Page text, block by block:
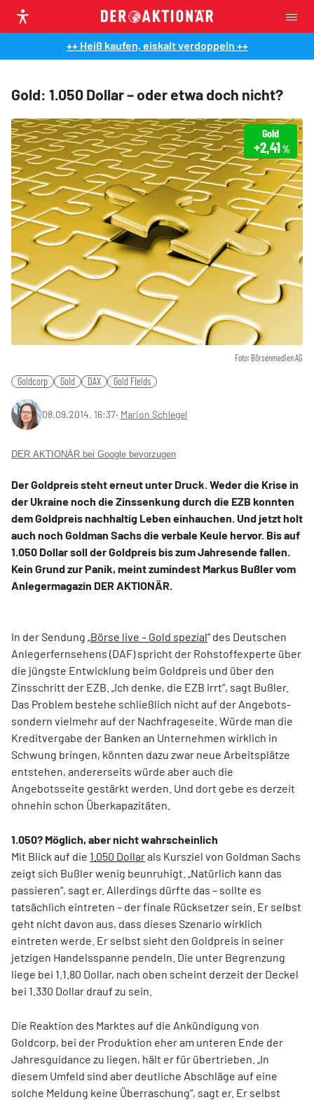
++ Heiß kaufen, eiskalt verdoppeln ++
Gold: 1.050 Dollar – oder etwa doch nicht?
Foto: Börsenmedien AG
Gold
+2,41%
Goldcorp Gold DAX Gold Fields
08.09.2014, 16:37‧ Marion Schlegel
DER AKTIONÄR bei Google bevorzugen
Der Goldpreis steht erneut unter Druck. Weder die Krise in
der Ukraine noch die Zinssenkung durch die EZB konnten
dem Goldpreis nachhaltig Leben einhauchen. Und jetzt holt
auch noch Goldman Sachs die verbale Keule hervor. Bis auf
1.050 Dollar soll der Goldpreis bis zum Jahresende fallen.
Kein Grund zur Panik, meint zumindest Markus Bußler vom
Anlegermagazin DER AKTIONÄR.
In der Sendung „Börse live – Gold spezial“ des Deutschen
Anlegerfernsehens (DAF) spricht der Rohstoffexperte über
die jüngste Entwicklung beim Goldpreis und über den
Zinsschritt der EZB. „Ich denke, die EZB irrt“, sagt Bußler.
Das Problem bestehe schließlich nicht auf der Angebots-
sondern vielmehr auf der Nachfrageseite. Würde man die
Kreditvergabe der Banken an Unternehmen wirklich in
Schwung bringen, könnten dazu zwar neue Arbeitsplätze
entstehen, andererseits würde aber auch die
Angebotsseite gestärkt werden. Und dort gebe es derzeit
ohnehin schon Überkapazitäten.
1.050? Möglich, aber nicht wahrscheinlich
Mit Blick auf die 1.050 Dollarals Kursziel von Goldman Sachs
zeigt sich Bußler wenig beunruhigt. „Natürlich kann das
passieren“, sagt er. Allerdings dürfte das – sollte es
tatsächlich eintreten – der finale Rücksetzer sein. Er selbst
geht nicht davon aus, dass dieses Szenario wirklich
eintreten werde. Er selbst sieht den Goldpreis in seiner
jetzigen Handelsspanne pendeln. Die unter Begrenzung
liege bei 1.1.80 Dollar, nach oben scheint derzeit der Deckel
bei 1.330 Dollar drauf zu sein.
Die Reaktion des Marktes auf die Ankündigung von
Goldcorp, bei der Produktion eher am unteren Ende der
Jahresguidance zu liegen, hält er für übertrieben. „In
diesem Umfeld sind aber deutliche Abschläge auf eine
solche Meldung keine Überraschung“, sagt er. Er selbst